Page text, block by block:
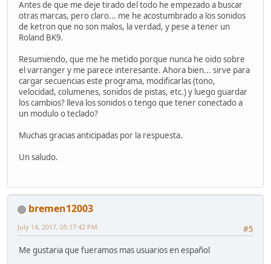
Antes de que me deje tirado del todo he empezado a buscar
otras marcas, pero claro... me he acostumbrado a los sonidos
de ketron que no son malos, la verdad, y pese a tener un
Roland BK9.
Resumiendo, que me he metido porque nunca he oido sobre
el varranger y me parece interesante. Ahora bien... sirve para
cargar secuencias este programa, modificarlas (tono,
velocidad, columenes, sonidos de pistas, etc.) y luego guardar
los cambios? lleva los sonidos o tengo que tener conectado a
un modulo o teclado?
Muchas gracias anticipadas por la respuesta.
Un saludo.
bremen12003
#5
July 14, 2017, 05:17:42 PM
Me gustaria que fueramos mas usuarios en español